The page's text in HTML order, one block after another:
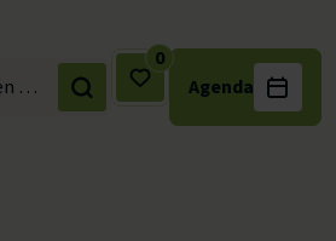
Zoek naar:
0
Agenda